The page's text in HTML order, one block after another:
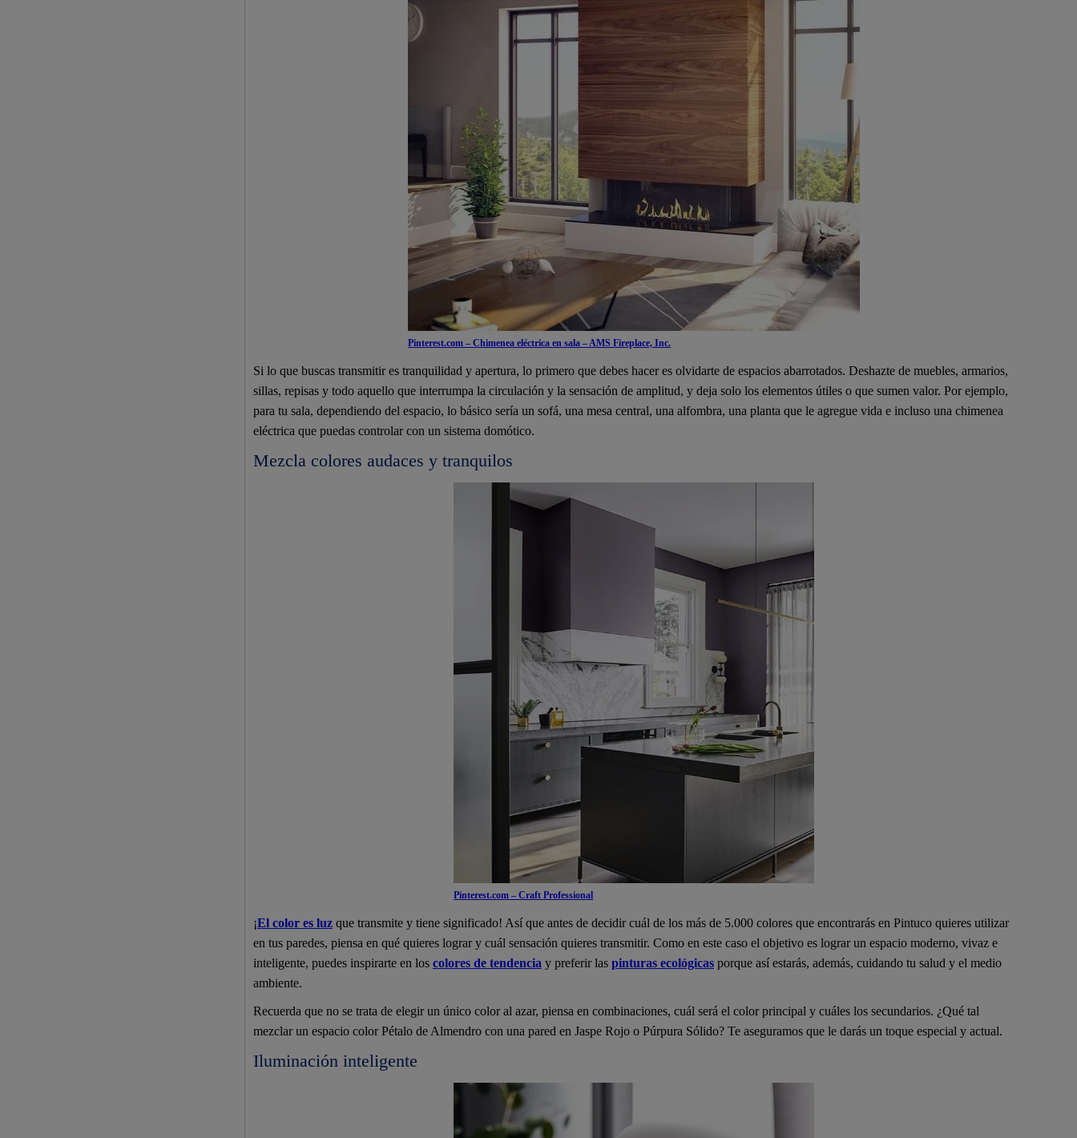
Pinterest.com – Chimenea eléctrica en sala – AMS Fireplace, Inc.
Si lo que buscas transmitir es tranquilidad y apertura, lo primero que debes hacer es olvidarte de espacios abarrotados. Deshazte de muebles, armarios,
sillas, repisas y todo aquello que interrumpa la circulación y la sensación de amplitud, y deja solo los elementos útiles o que sumen valor. Por ejemplo,
para tu sala, dependiendo del espacio, lo básico sería un sofá, una mesa central, una alfombra, una planta que le agregue vida e incluso una chimenea
eléctrica que puedas controlar con un sistema domótico.
Mezcla colores audaces y tranquilos
Pinterest.com – Craft Professional
¡El color es luzque transmite y tiene significado! Así que antes de decidir cuál de los más de 5.000 colores que encontrarás en Pintuco quieres utilizar
en tus paredes, piensa en qué quieres lograr y cuál sensación quieres transmitir. Como en este caso el objetivo es lograr un espacio moderno, vivaz e
inteligente, puedes inspirarte en los colores de tendencia y preferir las pinturas ecológicasporque así estarás, además, cuidando tu salud y el medio
ambiente.
Recuerda que no se trata de elegir un único color al azar, piensa en combinaciones, cuál será el color principal y cuáles los secundarios. ¿Qué tal
mezclar un espacio color Pétalo de Almendro con una pared en Jaspe Rojo o Púrpura Sólido? Te aseguramos que le darás un toque especial y actual.
Iluminación inteligente